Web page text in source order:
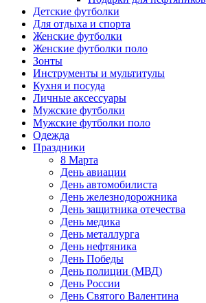
Детские футболки
Для отдыха и спорта
Женские футболки
Женские футболки поло
Зонты
Инструменты и мультитулы
Кухня и посуда
Личные аксессуары
Мужские футболки
Мужские футболки поло
Одежда
Праздники
8 Марта
День авиации
День автомобилиста
День железнодорожника
День защитника отечества
День медика
День металлурга
День нефтяника
День Победы
День полиции (МВД)
День России
День Святого Валентина